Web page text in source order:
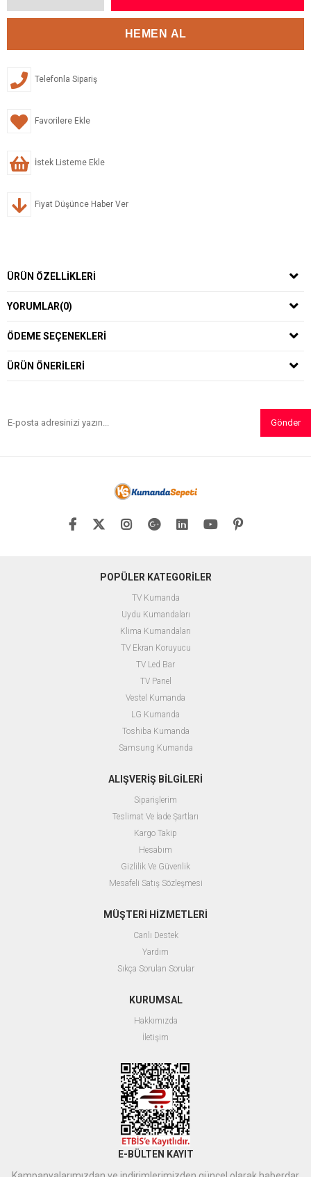
Telefonla Sipariş
Favorilere Ekle
İstek Listeme Ekle
Fiyat Düşünce Haber Ver
ÜRÜN ÖZELLIKLERI
YORUMLAR(0)
ÖDEME SEÇENEKLERI
ÜRÜN ÖNERILERI
Gönder
POPÜLER KATEGORİLER
TV Kumanda
Uydu Kumandaları
Klima Kumandaları
TV Ekran Koruyucu
TV Led Bar
TV Panel
Vestel Kumanda
LG Kumanda
Toshiba Kumanda
Samsung Kumanda
ALIŞVERİŞ BİLGİLERİ
Siparişlerim
Teslimat Ve İade Şartları
Kargo Takip
Hesabım
Gizlilik Ve Güvenlik
Mesafeli Satış Sözleşmesi
MÜŞTERİ HİZMETLERİ
Canlı Destek
Yardım
Sıkça Sorulan Sorular
KURUMSAL
Hakkımızda
İletişim
E-BÜLTEN KAYIT